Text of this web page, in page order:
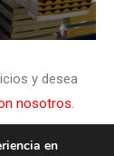
y desea
nosotros.
en